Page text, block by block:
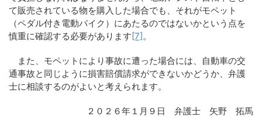
て販売されている物を購入した場合でも、それがモペット
（ペダル付き電動バイク）にあたるのではないかという点を
慎重に確認する必要があります [7]。
また、モペットにより事故に遭った場合には、自動車の交
通事故と同じように損害賠償請求ができないかどうか、弁護
士に相談するのがよいと考えられます。
２０２６年１月９日 弁護士 矢野 拓馬